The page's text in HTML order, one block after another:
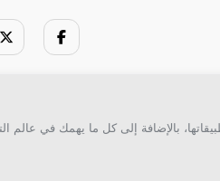
بالإضافة إلى كل ما يهمك في عالم